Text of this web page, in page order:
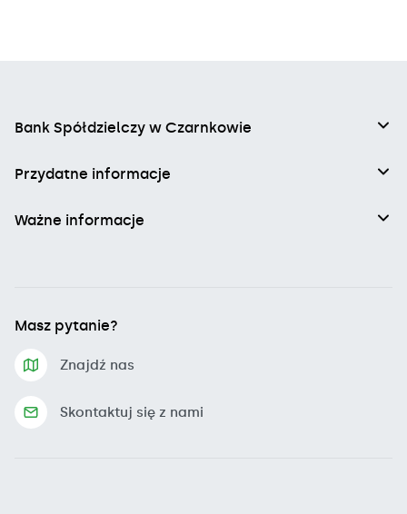
Bank Spółdzielczy w Czarnkowie
Przydatne informacje
Ważne informacje
Masz pytanie?
Znajdź nas
Skontaktuj się z nami